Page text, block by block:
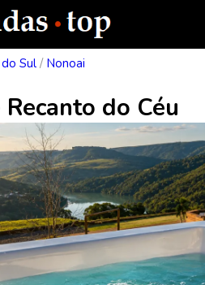
Sul / Nonoai
do Céu